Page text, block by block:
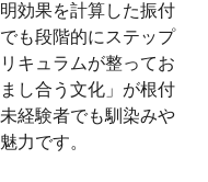
効果を計算した振付
も段階的にステップ
キュラムが整ってお
し合う文化」が根付
経験者でも馴染みや
力です。